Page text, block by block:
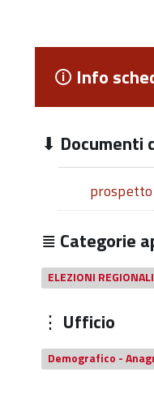
Info
Documenti
Categorie
ELEZIONI
Ufficio
Demografico -